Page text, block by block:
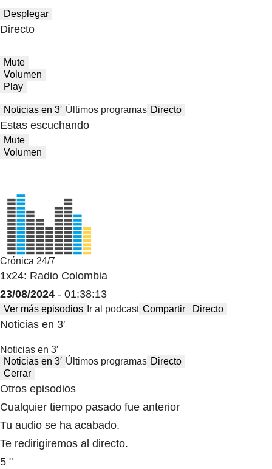
Desplegar
Directo
Mute
Volumen
Play
Noticias en 3′ Últimos programas Directo
Estas escuchando
Mute
Volumen
Crónica 24/7
1x24: Radio Colombia
23/08/2024 - 01:38:13
Ver más episodios Ir al podcast Compartir Directo
Noticias en 3′
Noticias en 3′
Noticias en 3′ Últimos programas Directo
Cerrar
Otros episodios
Cualquier tiempo pasado fue anterior
Tu audio se ha acabado.
Te redirigiremos al directo.
5 "